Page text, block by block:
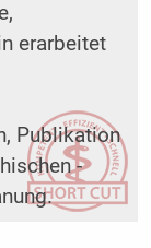
erarbeitet
Publikation